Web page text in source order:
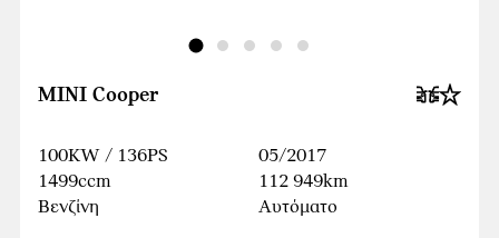
MINI Cooper
100KW / 136PS
1499ccm
Βενζίνη
05/2017
112 949km
Αυτόματο